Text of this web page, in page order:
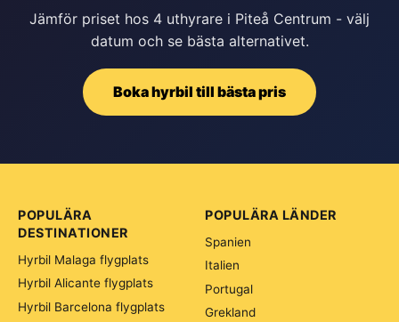
Jämför priset hos 4 uthyrare i Piteå Centrum - välj
datum och se bästa alternativet.
Boka hyrbil till bästa pris
POPULÄRA
DESTINATIONER
Hyrbil Malaga flygplats
Hyrbil Alicante flygplats
Hyrbil Barcelona flygplats
POPULÄRA LÄNDER
Spanien
Italien
Portugal
Grekland